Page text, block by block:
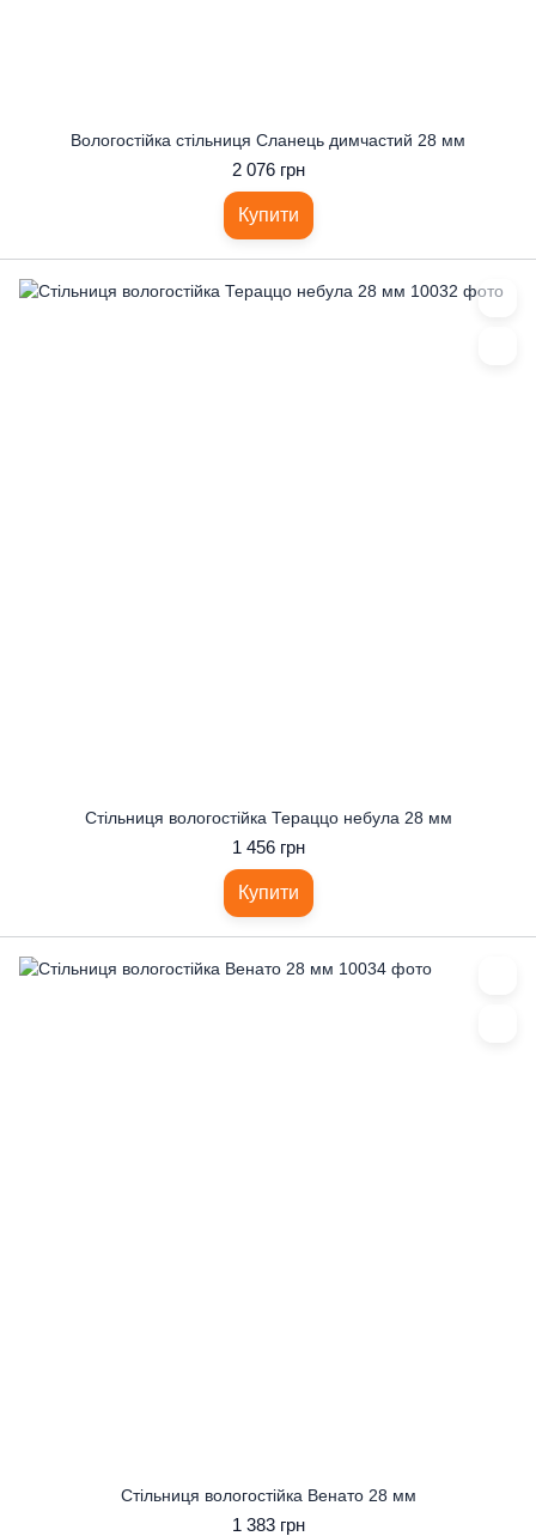
Вологостійка стільниця Сланець димчастий 28 мм
2 076 грн
Купити
Стільниця вологостійка Тераццо небула 28 мм
1 456 грн
Купити
Стільниця вологостійка Венато 28 мм
1 383 грн